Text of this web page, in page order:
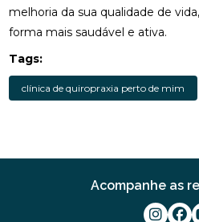
melhoria da sua qualidade de
forma mais saudável e ativa.
Tags:
clínica de quiropraxia perto de mim
ALÍVIO DA DOR E BEM-ESTAR
MELHORES PALMILHAS JOANETE PARA CONFORTO
TOTAL
O QUE É RPG NA
Acompanhe as